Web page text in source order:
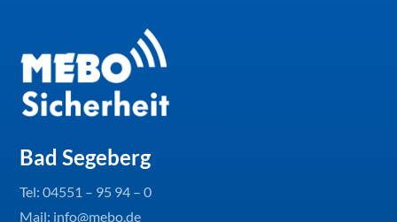
Bad Segeberg
Tel:04551 – 95 94 – 0
Mail: info@mebo.de